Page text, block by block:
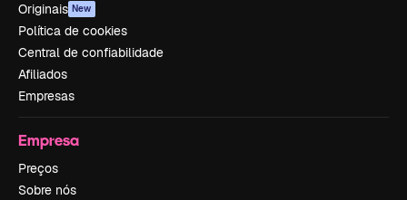
Originais New
Política de cookies
Central de confiabilidade
Afiliados
Empresas
Empresa
Preços
Sobre nós